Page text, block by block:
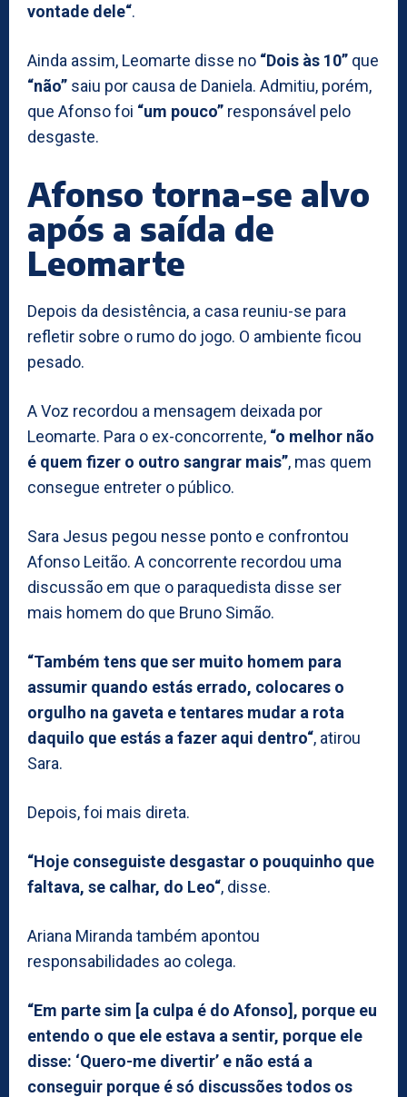
vontade dele“.
Ainda assim, Leomarte disse no “Dois às 10” que
“não” saiu por causa de Daniela. Admitiu, porém,
que Afonso foi “um pouco” responsável pelo
desgaste.
Afonso torna-se alvo
após a saída de
Leomarte
Depois da desistência, a casa reuniu-se para
refletir sobre o rumo do jogo. O ambiente ficou
pesado.
A Voz recordou a mensagem deixada por
Leomarte. Para o ex-concorrente, “o melhor não
é quem fizer o outro sangrar mais”, mas quem
consegue entreter o público.
Sara Jesus pegou nesse ponto e confrontou
Afonso Leitão. A concorrente recordou uma
discussão em que o paraquedista disse ser
mais homem do que Bruno Simão.
“Também tens que ser muito homem para
assumir quando estás errado, colocares o
orgulho na gaveta e tentares mudar a rota
daquilo que estás a fazer aqui dentro“, atirou
Sara.
Depois, foi mais direta.
“Hoje conseguiste desgastar o pouquinho que
faltava, se calhar, do Leo“, disse.
Ariana Miranda também apontou
responsabilidades ao colega.
“Em parte sim [a culpa é do Afonso], porque eu
entendo o que ele estava a sentir, porque ele
disse: ‘Quero-me divertir’ e não está a
conseguir porque é só discussões todos os